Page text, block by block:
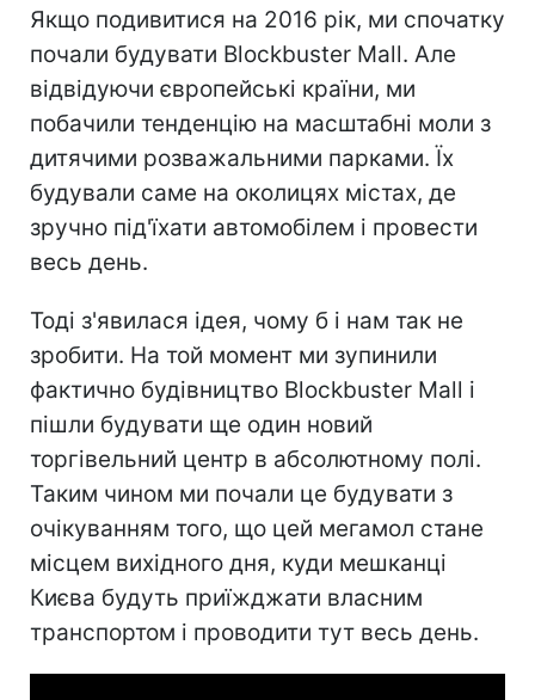
Якщо подивитися на 2016 рік, ми спочатку
почали будувати Blockbuster Mall. Але
відвідуючи європейські країни, ми
побачили тенденцію на масштабні моли з
дитячими розважальними парками. Їх
будували саме на околицях містах, де
зручно під'їхати автомобілем і провести
весь день.
Тоді з'явилася ідея, чому б і нам так не
зробити. На той момент ми зупинили
фактично будівництво Blockbuster Mall і
пішли будувати ще один новий
торгівельний центр в абсолютному полі.
Таким чином ми почали це будувати з
очікуванням того, що цей мегамол стане
місцем вихідного дня, куди мешканці
Києва будуть приїжджати власним
транспортом і проводити тут весь день.